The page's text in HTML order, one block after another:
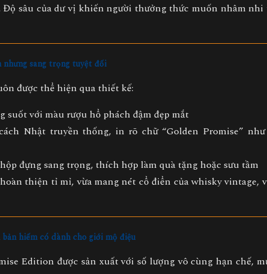
Độ sâu của dư vị khiến người thưởng thức muốn nhâm
sang trọng tuyệt đối
được thể hiện qua thiết kế:
suốt với màu rượu hổ phách đậm đẹp mắt
Nhật truyền thống, in rõ chữ “Golden Promise”
đựng sang trọng, thích hợp làm quà tặng hoặc sưu tầm
thiện tỉ mỉ, vừa mang nét cổ điển của whisky vintage,
hiếm có dành cho giới mộ điệu
Edition được sản xuấtvới số lượng vô cùng hạn chế,